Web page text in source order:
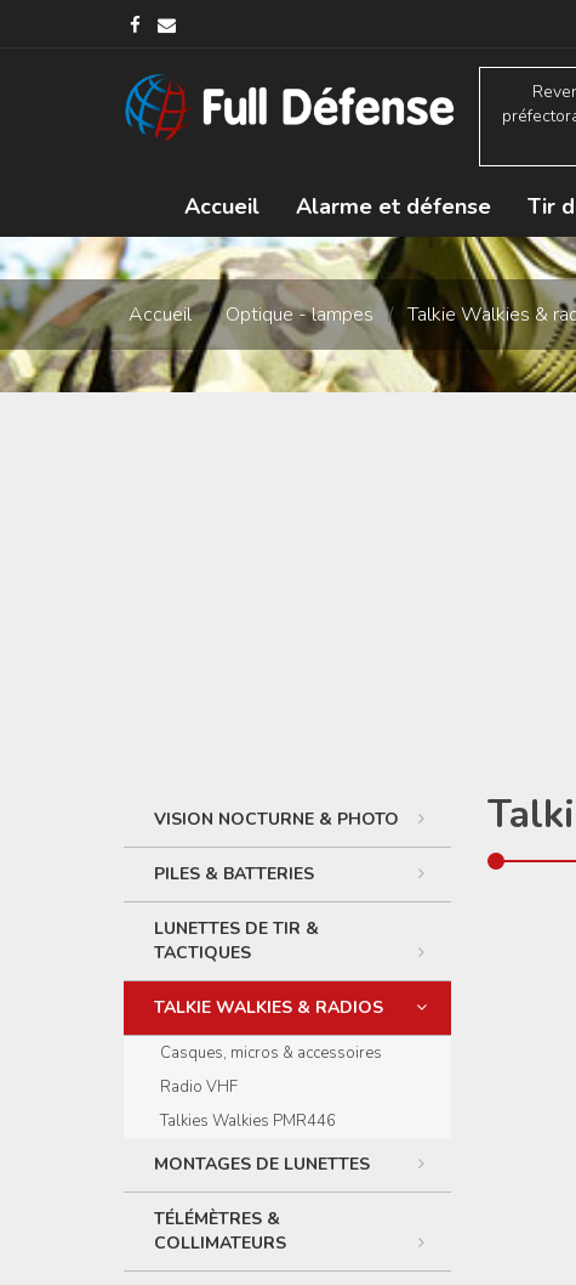
Accueil Alarme et défense Tir
Accueil / Optique - lampes / Talkie Walkies &
VISION NOCTURNE & PHOTO
PILES & BATTERIES
LUNETTES DE TIR &
TACTIQUES
TALKIE WALKIES & RADIOS
Casques, micros & accessoires
Radio VHF
Talkies Walkies PMR446
MONTAGES DE LUNETTES
TÉLÉMÈTRES &
COLLIMATEURS